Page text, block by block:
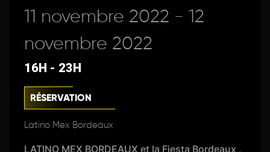
11 novembre 2022 - 12
novembre 2022
16H - 23H
RÉSERVATION
Latino Mex Bordeaux
LATINO MEX BORDEAUX et la Fiesta Bordeaux ,